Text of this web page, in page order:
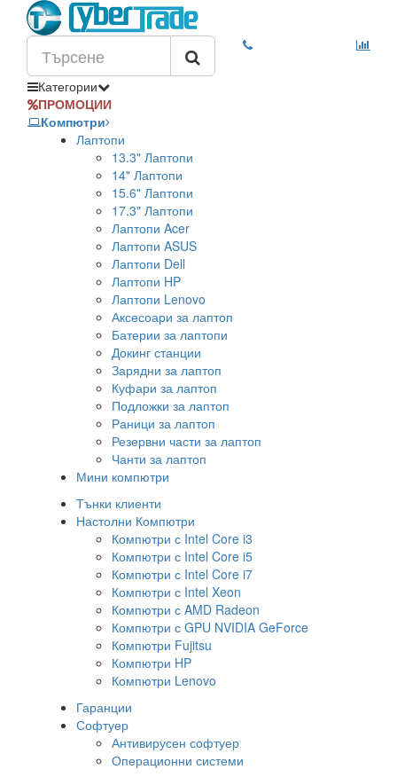
Категории
ПРОМОЦИИ
Компютри
Лаптопи
13.3" Лаптопи
14" Лаптопи
15.6" Лаптопи
17.3" Лаптопи
Лаптопи Acer
Лаптопи ASUS
Лаптопи Dell
Лаптопи HP
Лаптопи Lenovo
Аксесоари за лаптоп
Батерии за лаптопи
Докинг станции
Зарядни за лаптоп
Куфари за лаптоп
Подложки за лаптоп
Раници за лаптоп
Резервни части за лаптоп
Чанти за лаптоп
Мини компютри
Тънки клиенти
Настолни Компютри
Компютри с Intel Core i3
Компютри с Intel Core i5
Компютри с Intel Core i7
Компютри с Intel Xeon
Компютри с AMD Radeon
Компютри с GPU NVIDIA GeForce
Компютри Fujitsu
Компютри HP
Компютри Lenovo
Гаранции
Софтуер
Антивирусен софтуер
Операционни системи